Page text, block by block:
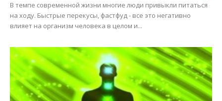
В темпе современной жизни многие люди привыкли питаться
на ходу. Быстрые перекусы, фастфуд - все это негативно
влияет на организм человека в целом и...